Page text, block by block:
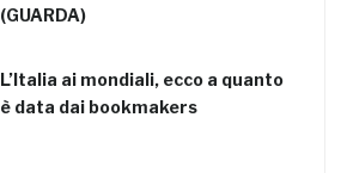
(GUARDA)
L’Italia ai mondiali, ecco a quanto
è data dai bookmakers